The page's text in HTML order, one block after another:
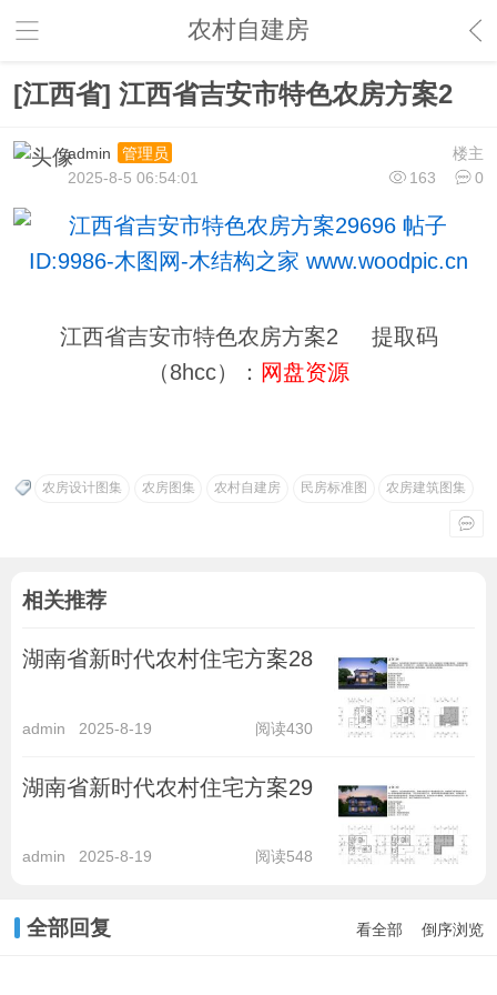
农村自建房
[江西省] 江西省吉安市特色农房方案2
楼主
admin
管理员
163
0
2025-8-5 06:54:01
江西省吉安市特色农房方案2 提取码
（8hcc）： 网盘资源
农房设计图集 农房图集 农村自建房 民房标准图 农房建筑图集
相关推荐
湖南省新时代农村住宅方案28
admin 2025-8-19 阅读430
湖南省新时代农村住宅方案29
admin 2025-8-19 阅读548
全部回复 看全部 倒序浏览